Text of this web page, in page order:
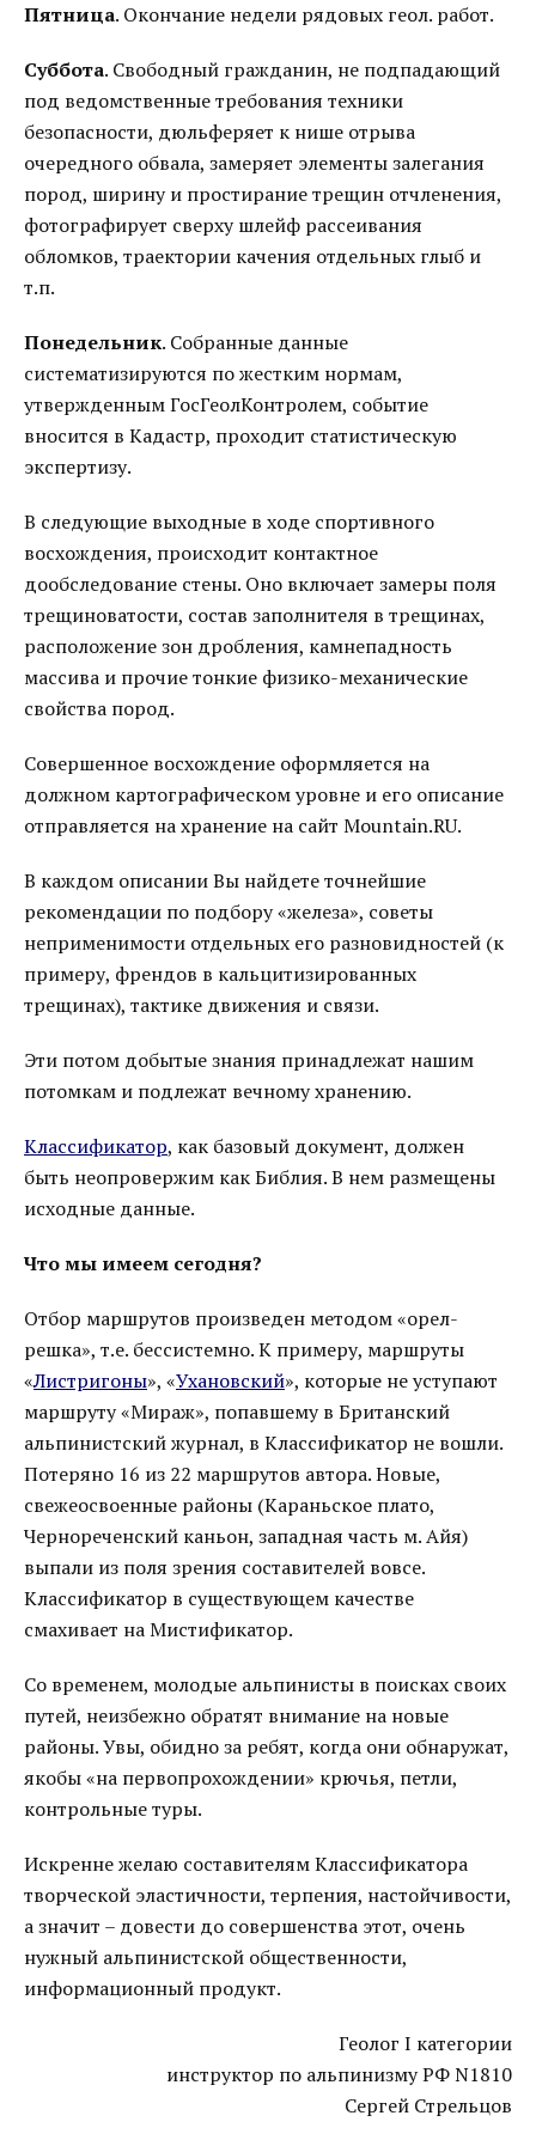
Пятница. Окончание недели рядовых геол. работ.
Суббота. Свободный гражданин, не подпадающий
под ведомственные требования техники
безопасности, дюльферяет к нише отрыва
очередного обвала, замеряет элементы залегания
пород, ширину и простирание трещин отчленения,
фотографирует сверху шлейф рассеивания
обломков, траектории качения отдельных глыб и
т.п.
Понедельник. Собранные данные
систематизируются по жестким нормам,
утвержденным ГосГеолКонтролем, событие
вносится в Кадастр, проходит статистическую
экспертизу.
В следующие выходные в ходе спортивного
восхождения, происходит контактное
дообследование стены. Оно включает замеры поля
трещиноватости, состав заполнителя в трещинах,
расположение зон дробления, камнепадность
массива и прочие тонкие физико-механические
свойства пород.
Совершенное восхождение оформляется на
должном картографическом уровне и его описание
отправляется на хранение на сайт Mountain.RU.
В каждом описании Вы найдете точнейшие
рекомендации по подбору «железа», советы
неприменимости отдельных его разновидностей (к
примеру, френдов в кальцитизированных
трещинах), тактике движения и связи.
Эти потом добытые знания принадлежат нашим
потомкам и подлежат вечному хранению.
Классификатор, как базовый документ, должен
быть неопровержим как Библия. В нем размещены
исходные данные.
Что мы имеем сегодня?
Отбор маршрутов произведен методом «орел-
решка», т.е. бессистемно. К примеру, маршруты
«Листригоны», «Ухановский», которые не уступают
маршруту «Мираж», попавшему в Британский
альпинистский журнал, в Классификатор не вошли.
Потеряно 16 из 22 маршрутов автора. Новые,
свежеосвоенные районы (Караньское плато,
Чернореченский каньон, западная часть м. Айя)
выпали из поля зрения составителей вовсе.
Классификатор в существующем качестве
смахивает на Мистификатор.
Со временем, молодые альпинисты в поисках своих
путей, неизбежно обратят внимание на новые
районы. Увы, обидно за ребят, когда они обнаружат,
якобы «на первопрохождении» крючья, петли,
контрольные туры.
Искренне желаю составителям Классификатора
творческой эластичности, терпения, настойчивости,
а значит – довести до совершенства этот, очень
нужный альпинистской общественности,
информационный продукт.
Геолог I категории
инструктор по альпинизму РФ N1810
Сергей Стрельцов